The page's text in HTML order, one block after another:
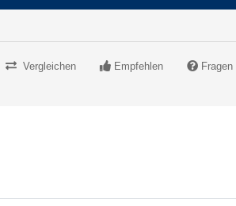
Vergleichen Empfehlen